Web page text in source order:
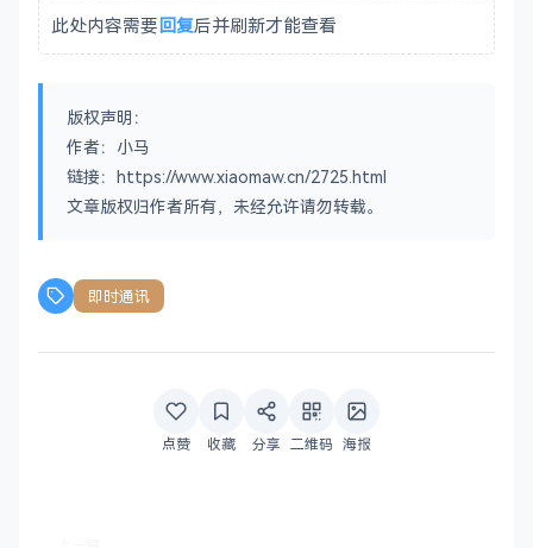
此处内容需要回复后并刷新才能查看
版权声明：
作者：小马
链接：https://www.xiaomaw.cn/2725.html
文章版权归作者所有，未经允许请勿转载。
即时通讯
点赞 收藏 分享 二维码 海报